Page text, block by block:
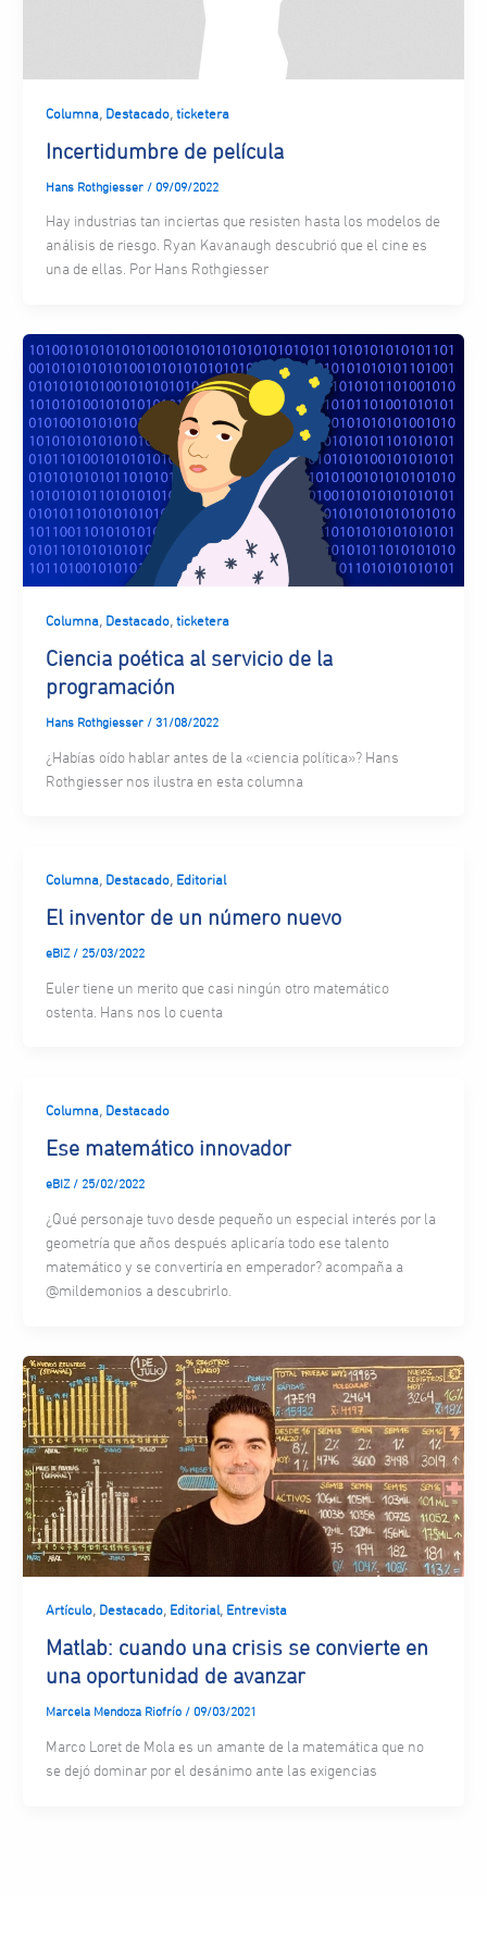
Columna, Destacado, ticketera
Incertidumbre de película
Hans Rothgiesser / 09/09/2022
Hay industrias tan inciertas que resisten hasta los modelos de
análisis de riesgo. Ryan Kavanaugh descubrió que el cine es
una de ellas. Por Hans Rothgiesser
Columna, Destacado, ticketera
Ciencia poética al servicio de la
programación
Hans Rothgiesser / 31/08/2022
¿Habías oído hablar antes de la «ciencia política»? Hans
Rothgiesser nos ilustra en esta columna
Columna, Destacado, Editorial
El inventor de un número nuevo
eBIZ / 25/03/2022
Euler tiene un merito que casi ningún otro matemático
ostenta. Hans nos lo cuenta
Columna, Destacado
Ese matemático innovador
eBIZ / 25/02/2022
¿Qué personaje tuvo desde pequeño un especial interés por la
geometría que años después aplicaría todo ese talento
matemático y se convertiría en emperador? acompaña a
@mildemonios a descubrirlo.
Artículo, Destacado, Editorial, Entrevista
Matlab: cuando una crisis se convierte en
una oportunidad de avanzar
Marcela Mendoza Riofrío / 09/03/2021
Marco Loret de Mola es un amante de la matemática que no
se dejó dominar por el desánimo ante las exigencias